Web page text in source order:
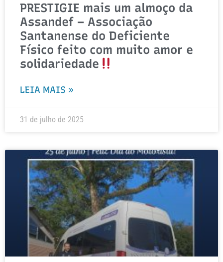
PRESTIGIE mais um almoço da
Assandef – Associação
Santanense do Deficiente
Físico feito com muito amor e
solidariedade
LEIA MAIS »
31 de julho de 2025